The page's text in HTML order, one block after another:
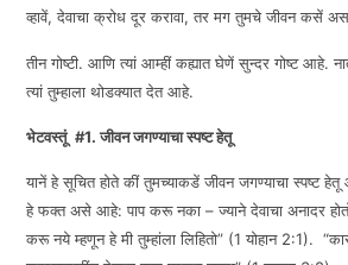
व्हावें, देवाचा क्रोध दूर करावा, तर मग तुमचे जीवन कसें
तीन गोष्टी. आणि त्यां आम्हीं कह्यात घेणें सुन्दर गोष्ट आहे.
त्यां तुम्हाला थोडक्यात देत आहे.
भेटवस्तूं #1.जीवनजगण्याचा स्पष्ट हेतू
यानें हे सूचित होते कीं तुमच्याकडें जीवन जगण्याचा स्पष्ट हेतू
हे फक्त असे आहे: पाप करू नका – ज्याने देवाचा अनादर
करू नये म्हणून हे मी तुम्हांला लिहितो” (1 योहान 2:1).